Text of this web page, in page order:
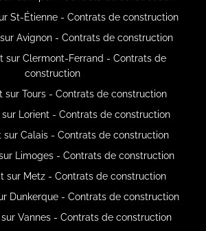
St-Étienne - Contrats de construction
Avignon - Contrats de construction
sur Clermont-Ferrand - Contrats de
construction
sur Tours - Contrats de construction
sur Lorient - Contrats de construction
sur Calais - Contrats de construction
Limoges - Contrats de construction
sur Metz - Contrats de construction
Dunkerque - Contrats de construction
Vannes - Contrats de construction